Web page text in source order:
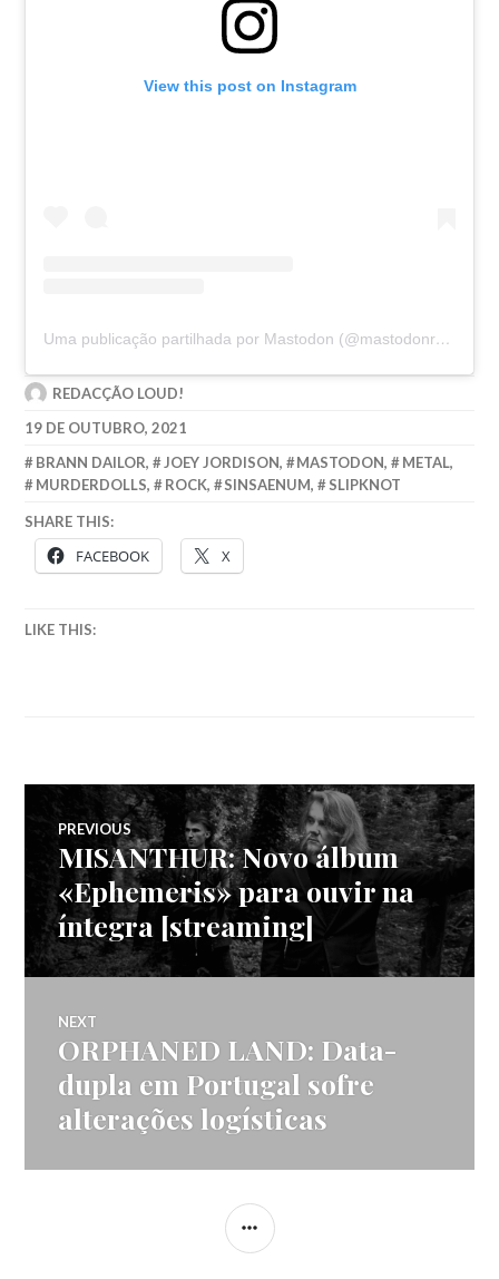
View this post on Instagram
Uma publicação partilhada por Mastodon (@mastodonrocks)
REDACÇÃO LOUD!
19 DE OUTUBRO, 2021
BRANN DAILOR, JOEY JORDISON, MASTODON, METAL,
MURDERDOLLS, ROCK, SINSAENUM, SLIPKNOT
SHARE THIS:
FACEBOOK X
LIKE THIS:
Navegação
de
artigos
PREVIOUS
Previous
post:
MISANTHUR: Novo álbum
«Ephemeris» para ouvir na
íntegra [streaming]
NEXT
Next
post:
ORPHANED LAND: Data-
dupla em Portugal sofre
alterações logísticas
SIDEBAR